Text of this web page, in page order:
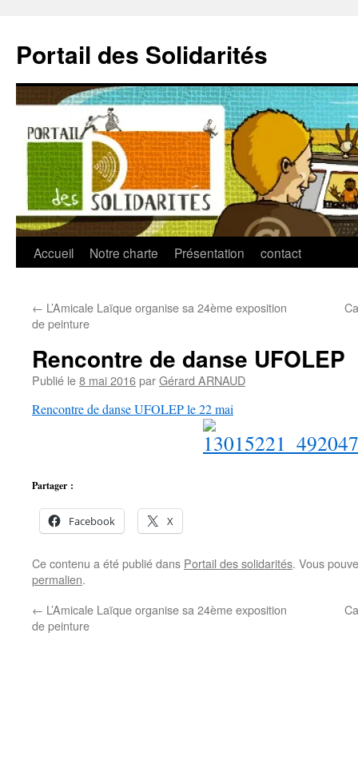
contenu
Portail des Solidarités
Accueil Notre charte Présentation contact
← L’Amicale Laïque organise sa 24ème exposition
de peinture
Rencontre de danse UFOLEP
Publié le8 mai 2016parGérard ARNAUD
Rencontre de danse UFOLEP le 22 mai
Partager :
Facebook X
Ce contenu a été publié dans Portail des solidarités. Vous
permalien.
← L’Amicale Laïque organise sa 24ème exposition
de peinture